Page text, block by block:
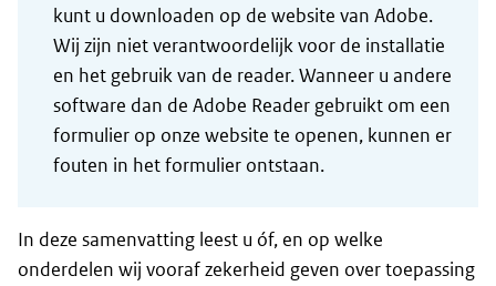
kunt u downloaden op de website van Adobe.
Wij zijn niet verantwoordelijk voor de installatie
en het gebruik van de reader. Wanneer u andere
software dan de Adobe Reader gebruikt om een
formulier op onze website te openen, kunnen er
fouten in het formulier ontstaan.
In deze samenvatting leest u óf, en op welke
onderdelen wij vooraf zekerheid geven over toepassing